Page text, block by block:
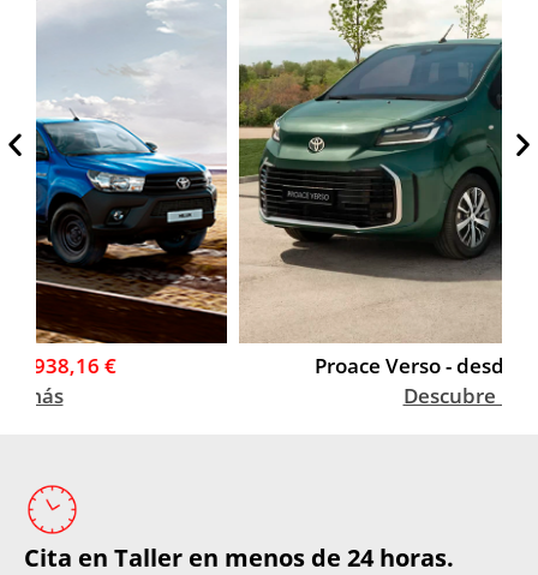
Cita en Taller en menos de 24 horas.
Proace Verso - desde34.000,00€